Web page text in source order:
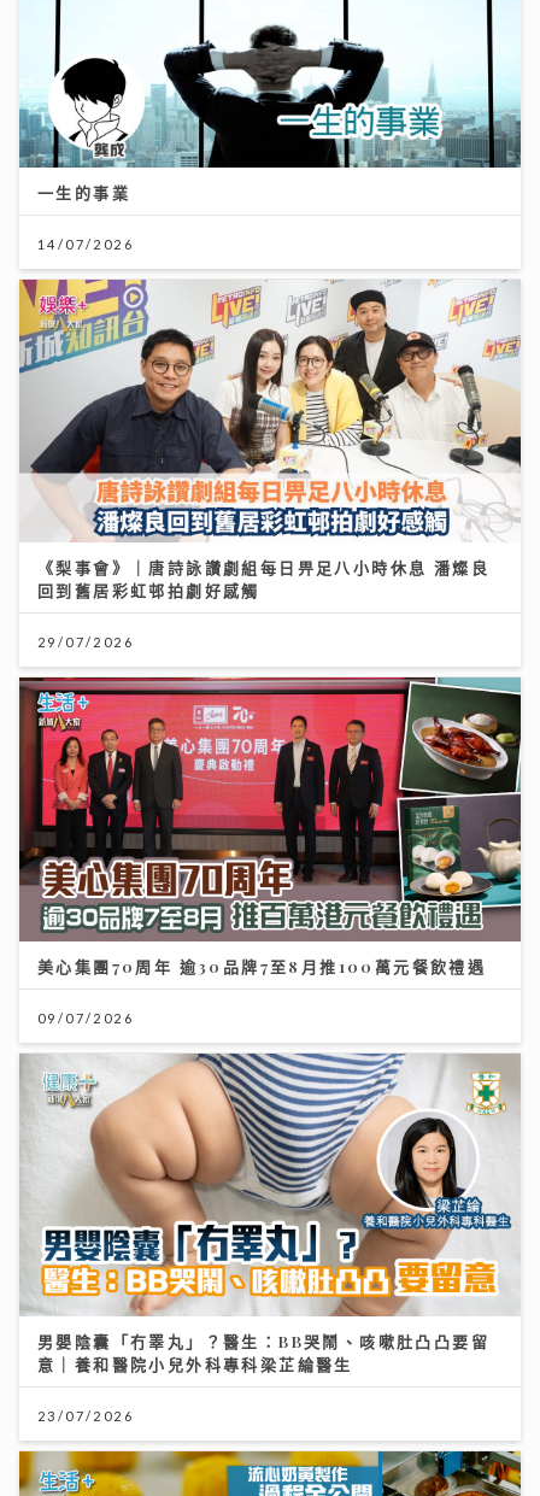
一生的事業
14/07/2026
《梨事會》｜唐詩詠讚劇組每日畀足八小時休息 潘燦良
回到舊居彩虹邨拍劇好感觸
29/07/2026
美心集團70周年 逾30品牌7至8月推100萬元餐飲禮遇
09/07/2026
男嬰陰囊「冇睪丸」？醫生：BB哭鬧、咳嗽肚凸凸要留
意｜養和醫院小兒外科專科梁芷綸醫生
23/07/2026